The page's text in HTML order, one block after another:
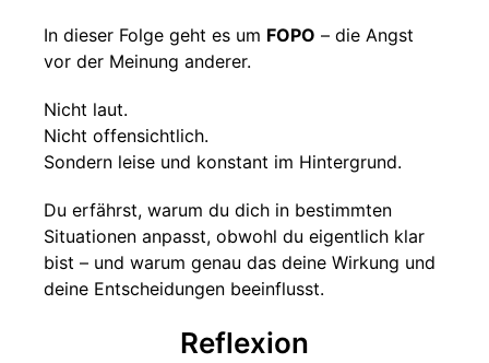
In dieser Folge geht es um FOPO – die Angst
vor der Meinung anderer.
Nicht laut.
Nicht offensichtlich.
Sondern leise und konstant im Hintergrund.
Du erfährst, warum du dich in bestimmten
Situationen anpasst, obwohl du eigentlich klar
bist – und warum genau das deine Wirkung und
deine Entscheidungen beeinflusst.
Reflexion